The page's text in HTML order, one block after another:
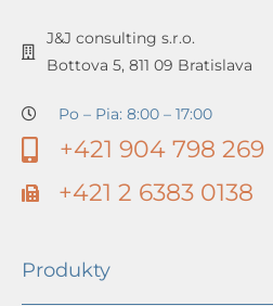
J&J consulting s.r.o.
Bottova 5, 811 09 Bratislava
Po – Pia: 8:00 – 17:00
+421 904 798 269
+421 2 6383 0138
Produkty